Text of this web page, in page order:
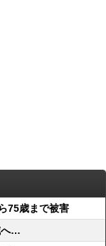
75歳まで被害
へ…